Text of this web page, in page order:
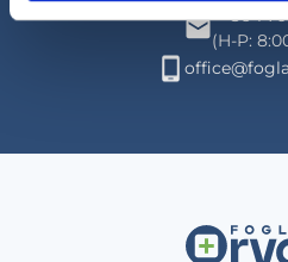
+36 1
(H-P: